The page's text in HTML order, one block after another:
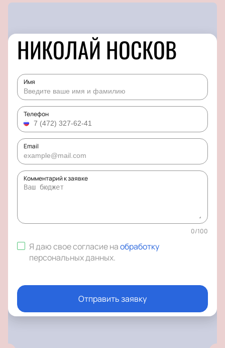
НИКОЛАЙ НОСКОВ
Имя
Телефон
Email
Комментарий к заявке
0/100
Я даю свое согласие наобработку
персональных данных.
Отправить заявку